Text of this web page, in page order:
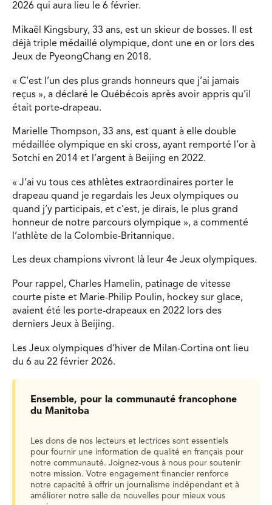
2026 qui aura lieu le 6 février.
Mikaël Kingsbury, 33 ans, est un skieur de bosses. Il est
déjà triple médaillé olympique, dont une en or lors des
Jeux de PyeongChang en 2018.
« C’est l’un des plus grands honneurs que j’ai jamais
reçus », a déclaré le Québécois après avoir appris qu’il
était porte-drapeau.
Marielle Thompson, 33 ans, est quant à elle double
médaillée olympique en ski cross, ayant remporté l’or à
Sotchi en 2014 et l’argent à Beijing en 2022.
« J’ai vu tous ces athlètes extraordinaires porter le
drapeau quand je regardais les Jeux olympiques ou
quand j’y participais, et c’est, je dirais, le plus grand
honneur de notre parcours olympique », a commenté
l’athlète de la Colombie-Britannique.
Les deux champions vivront là leur 4e Jeux olympiques.
Pour rappel, Charles Hamelin, patinage de vitesse
courte piste et Marie-Philip Poulin, hockey sur glace,
avaient été les porte-drapeaux en 2022 lors des
derniers Jeux à Beijing.
Les Jeux olympiques d’hiver de Milan-Cortina ont lieu
du 6 au 22 février 2026.
Ensemble, pour la communauté francophone
du Manitoba
Les dons de nos lecteurs et lectrices sont essentiels
pour fournir une information de qualité en français pour
notre communauté. Joignez-vous à nous pour soutenir
notre mission. Votre engagement financier renforce
notre capacité à offrir un journalisme indépendant et à
améliorer notre salle de nouvelles pour mieux vous